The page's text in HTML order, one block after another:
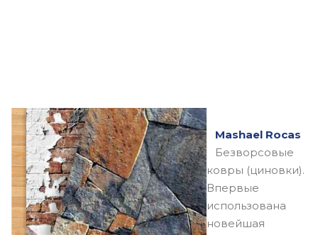
Mashael Rocas
Безворсовые
ковры (циновки).
Впервые
использована
новейшая